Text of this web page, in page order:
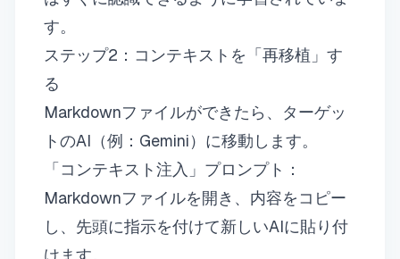
す。
ステップ2：コンテキストを「再移植」す
る
Markdownファイルができたら、ターゲッ
トのAI（例：Gemini）に移動します。
「コンテキスト注入」プロンプト：
Markdownファイルを開き、内容をコピー
し、先頭に指示を付けて新しいAIに貼り付